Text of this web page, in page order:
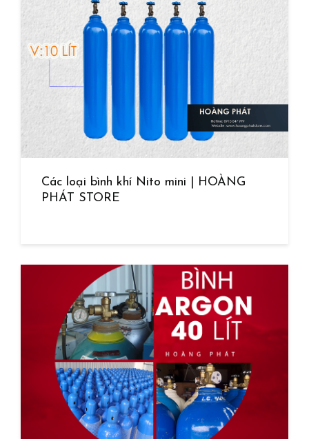
Các loại bình khí Nito mini | HOÀNG
PHÁT STORE